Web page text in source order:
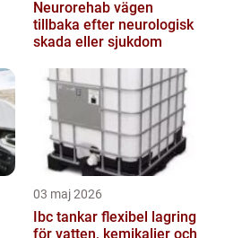
Neurorehab vägen
tillbaka efter neurologisk
skada eller sjukdom
03 maj 2026
Ibc tankar flexibel lagring
för vatten, kemikalier och